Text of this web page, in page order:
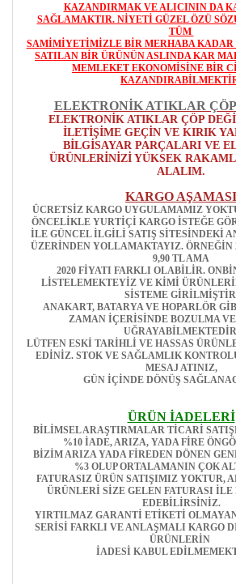
KAZANDIRMAK VE ALICININ DA
SAĞLAMAKTIR. NİYETİ GÜZEL ÖZÜ
TÜM
SAMİMİYETİMİZLE BİR MERHABA KADAR
SATILAN BİR ÜRÜNÜN ASLINDA KAR
MEMLEKET EKONOMİSİNE BİR
ELEKTRONİK ATIKLAR
ELEKTRONİK ATIKLAR ÇÖP
İLETİŞİME GEÇİN VE KIRIK
BİLGİSAYAR PARÇALARI VE
ÜRÜNLERİNİZİ YÜKSEK
ALALIM.
KARGO AŞAMASI
ÜCRETSİZ KARGO UYGULAMAMIZ
ÖNCELİKLE YURTİÇİ KARGO İSTEĞE
İLE GÜNCEL İLGİLİ SATIŞ SİTESİNDEKİ
ÜZERİNDEN YOLLAMAKTAYIZ. ÖRNEĞİN
9,90 TL AMA
2020 FİYATI FARKLI OLABİLİR.
LİSTELEMEKTEYİZ VE KİMİ
SİSTEME
ANAKART, BATARYA VE HOPARLÖR
ZAMAN İÇERİSİNDE BOZULMA
LÜTFEN ESKİ TARİHLİ VE HASSAS
EDİNİZ. STOK VE SAĞLAMLIK
MESAJ ATINIZ,
GÜN İÇİNDE DÖNÜŞ
ÜRÜN İADELERİ
BİLİMSEL ARAŞTIRMALAR TİCARİ
%10 İADE, ARIZA, YADA FİRE
BİZİM ARIZA YADA FİREDEN DÖNEN
%3 OLUP ORTALAMANIN ÇOK
FATURASIZ ÜRÜN SATIŞIMIZ YOKTUR,
ÜRÜNLERİ SİZE GELEN FATURASI İLE
EDEBİLİRSİNİZ.
YIRTILMAZ GARANTİ ETİKETİ
SERİSİ FARKLI VE ANLAŞMALI KARGO
ÜRÜNLERİN
İADESİ KABUL